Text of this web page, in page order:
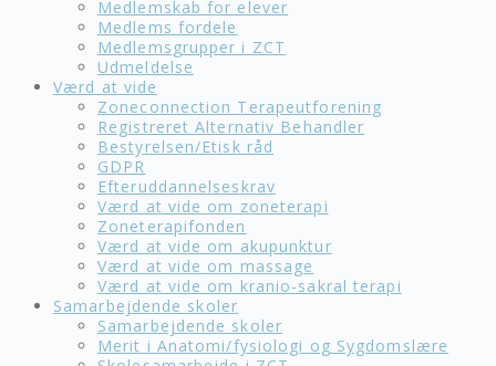
Medlemskab for elever
Medlems fordele
Medlemsgrupper i ZCT
Udmeldelse
Værd at vide
Zoneconnection Terapeutforening
Registreret Alternativ Behandler
Bestyrelsen/Etisk råd
GDPR
Efteruddannelseskrav
Værd at vide om zoneterapi
Zoneterapifonden
Værd at vide om akupunktur
Værd at vide om massage
Værd at vide om kranio-sakral terapi
Samarbejdende skoler
Samarbejdende skoler
Merit i Anatomi/fysiologi og Sygdomslære